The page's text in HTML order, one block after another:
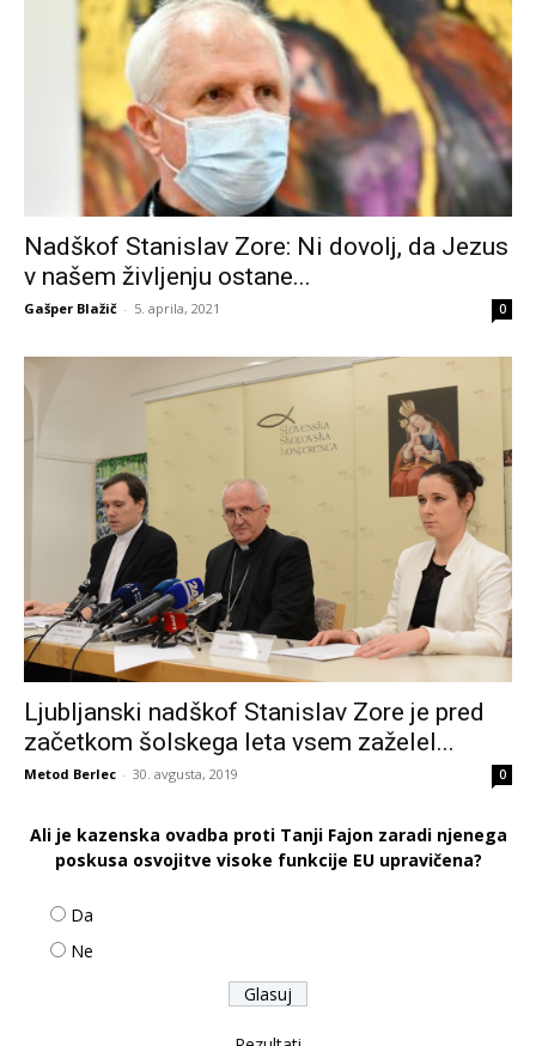
Nadškof Stanislav Zore: Ni dovolj, da Jezus
v našem življenju ostane...
Gašper Blažič - 5. aprila, 2021 0
Ljubljanski nadškof Stanislav Zore je pred
začetkom šolskega leta vsem zaželel...
Metod Berlec - 30. avgusta, 2019 0
Ali je kazenska ovadba proti Tanji Fajon zaradi njenega
poskusa osvojitve visoke funkcije EU upravičena?
Da
Ne